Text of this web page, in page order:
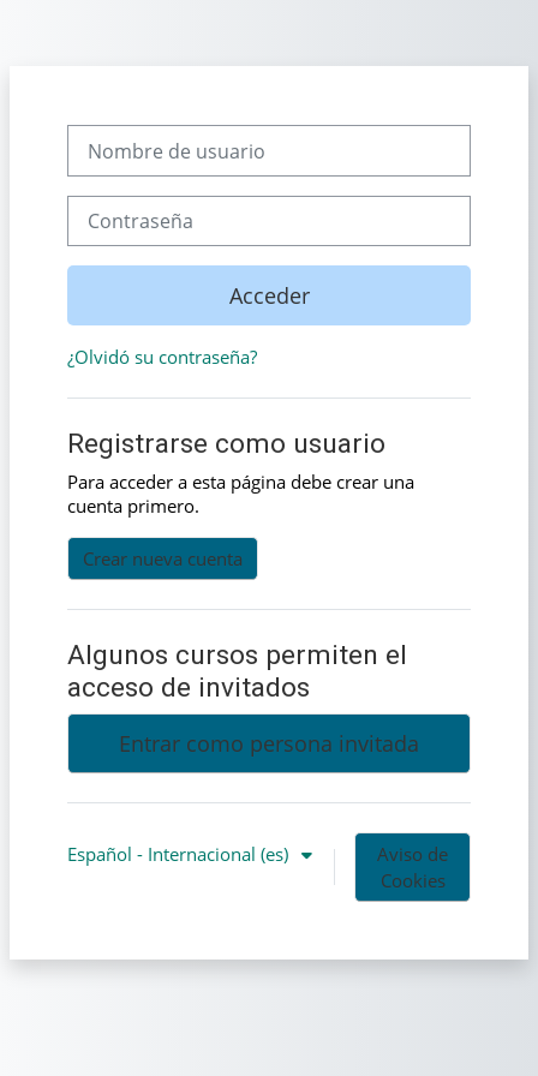
Acceder
¿Olvidó su contraseña?
Registrarse como usuario
Para acceder a esta página debe crear una
cuenta primero.
Crear nueva cuenta
Algunos cursos permiten el
acceso de invitados
Entrar como persona invitada
Español - Internacional ‎(es)‎
Aviso de
Cookies